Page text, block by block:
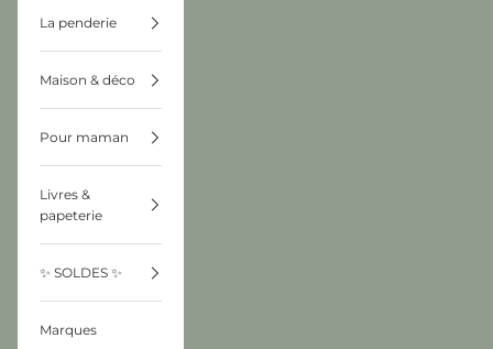
La penderie
Maison & déco
Pour maman
Livres &
papeterie
✨ SOLDES ✨
Marques